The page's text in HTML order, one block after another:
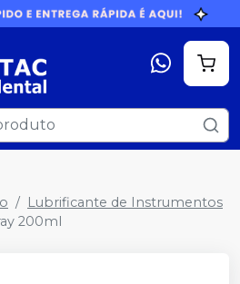
Lubrificante de Instrumentos
200ml